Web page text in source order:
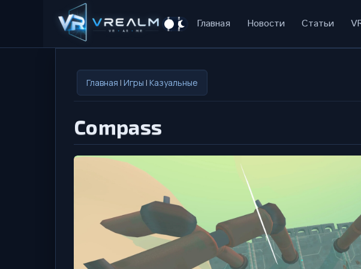
Главная Новости Статьи
Главная | Игры | Казуальные
Compass